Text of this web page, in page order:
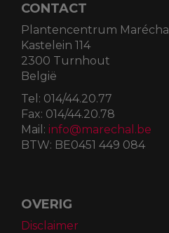
CONTACT
Plantencentrum Maréchal
Kastelein 114
2300 Turnhout
België
Tel: 014/44.20.77
Fax: 014/44.20.78
Mail: info@marechal.be
BTW: BE0451 449 084
OVERIG
Disclaimer